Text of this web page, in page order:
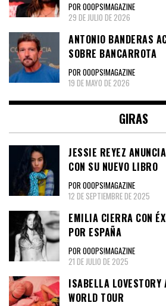
POR OOOPS!MAGAZINE
29 DE JULIO DE 2026
ANTONIO BANDERAS
SOBRE BANCARROTA
POR OOOPS!MAGAZINE
19 DE MAYO DE 2026
GIRAS
JESSIE REYEZ
CON SU NUEVO LIBRO
POR OOOPS!MAGAZINE
12 DE SEPTIEMBRE DE 2025
EMILIA CIERRA CON
POR ESPAÑA
POR OOOPS!MAGAZINE
21 DE JULIO DE 2025
ISABELLA
WORLD TOUR